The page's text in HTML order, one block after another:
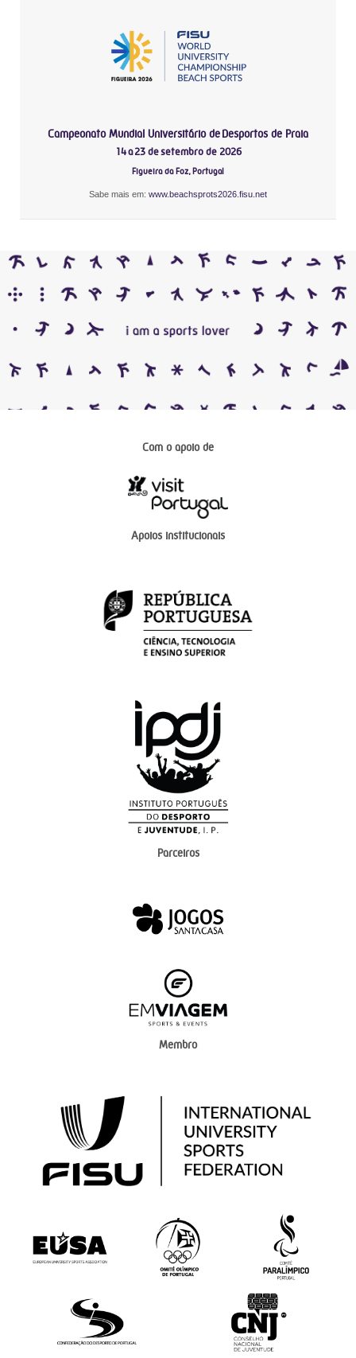
Campeonato Mundial Universitário de Desportos de Praia
14 a 23 de setembro de 2026
Figueira da Foz, Portugal
Sabe mais em: www.beachsprots2026.fisu.net
Com o apoio de
Apoios institucionais
Parceiros
Membro